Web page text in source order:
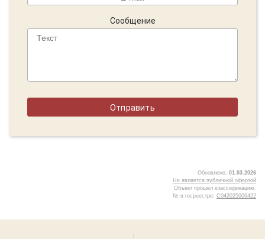
Сообщение
Обновлено: 01.03.2026
Не является публичной офертой
Объект прошёл классификацию.
№ в госреестре: С042025006422